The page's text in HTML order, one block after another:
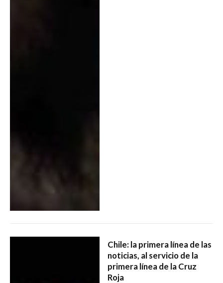
Chile: la primera línea de las
noticias, al servicio de la
primera línea de la Cruz
Roja